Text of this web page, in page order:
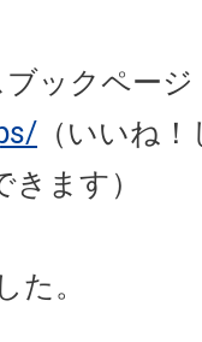
ブックペー
（いいね
ます）
た。